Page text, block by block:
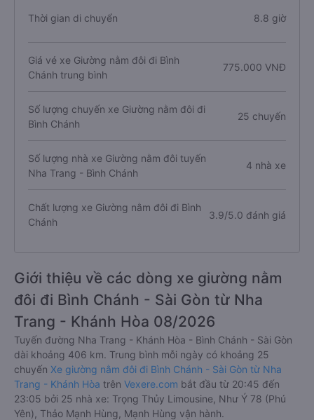
Thời gian di chuyển 8.8 giờ
Giá vé xe Giường nằm đôi đi Bình
Chánh trung bình
775.000 VNĐ
Số lượng chuyến xe Giường nằm đôi đi
Bình Chánh
25 chuyến
Số lượng nhà xe Giường nằm đôi tuyến
Nha Trang - Bình Chánh
4 nhà xe
Chất lượng xe Giường nằm đôi đi Bình
Chánh
3.9/5.0 đánh giá
Giới thiệu về các dòng xe giường nằm
đôi đi Bình Chánh - Sài Gòn từ Nha
Trang - Khánh Hòa 08/2026
Tuyến đường Nha Trang - Khánh Hòa - Bình Chánh - Sài Gòn
dài khoảng 406 km. Trung bình mỗi ngày có khoảng 25
chuyến Xe giường nằm đôi đi Bình Chánh - Sài Gòn từ Nha
Trang - Khánh Hòa trên Vexere.com bắt đầu từ 20:45 đến
23:05 bởi 25 nhà xe: Trọng Thủy Limousine, Như Ý 78 (Phú
Yên), Thảo Mạnh Hùng, Mạnh Hùng vận hành.